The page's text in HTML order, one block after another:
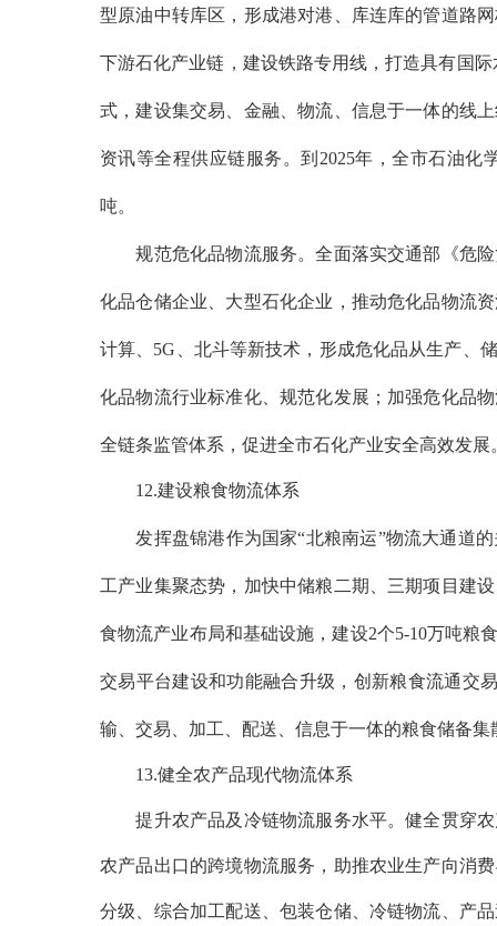
型原油中转库区，形成港对港、库连库的管道路
下游石化产业链，建设铁路专用线，打造具有国
式，建设集交易、金融、物流、信息于一体的线
资讯等全程供应链服务。到2025年，全市石油化
吨。
规范危化品物流服务。全面落实交通部《危险
化品仓储企业、大型石化企业，推动危化品物流
计算、 5G、北斗等新技术，形成危化品从生产、
化品物流行业标准化、规范化发展；加强危化品
全链条监管体系，促进全市石化产业安全高效发
12.建设粮食物流体系
发挥盘锦港作为国家“北粮南运”物流大通道
工产业集聚态势，加快中储粮二期、三期项目建
食物流产业布局和基础设施，建设2个5-10万吨粮
交易平台建设和功能融合升级，创新粮食流通交
输、交易、加工、配送、信息于一体的粮食储备
13.健全农产品现代物流体系
提升农产品及冷链物流服务水平。健全贯穿农
农产品出口的跨境物流服务，助推农业生产向消
分级、综合加工配送、包装仓储、冷链物流、产